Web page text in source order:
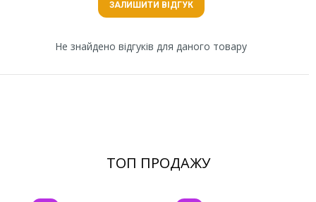
ЗАЛИШИТИ ВІДГУК
Не знайдено відгуків для даного товару
ТОП ПРОДАЖУ